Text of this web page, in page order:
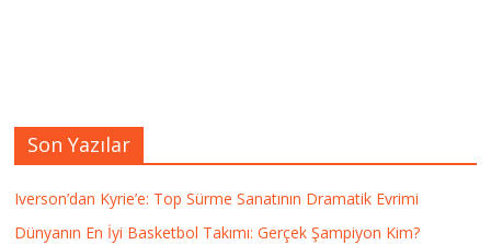
Son Yazılar
Iverson’dan Kyrie’e: Top Sürme Sanatının Dramatik Evrimi
Dünyanın En İyi Basketbol Takımı: Gerçek Şampiyon Kim?